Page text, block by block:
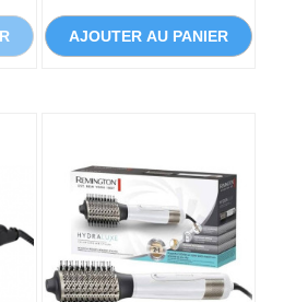
AJOUTER AU PANIER